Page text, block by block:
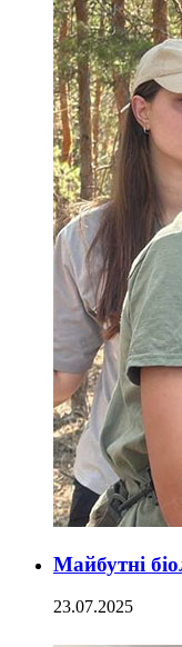
Майбутні
23.07.2025